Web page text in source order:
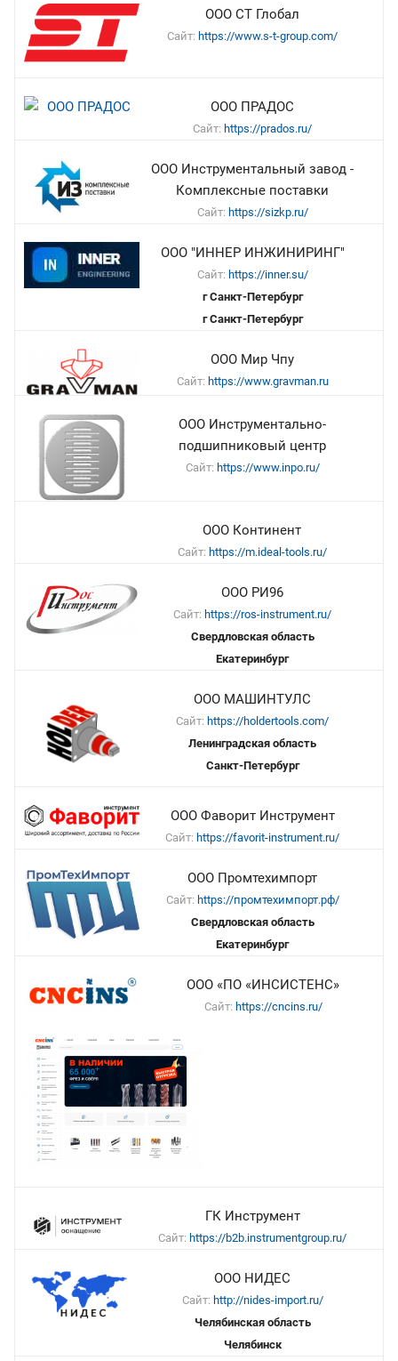
ООО СТ Глобал
Сайт: https://www.s-t-group.com/
OOO ПРАДОС
Сайт: https://prados.ru/
ООО Инструментальный завод -
Комплексные поставки
Сайт: https://sizkp.ru/
ООО "ИННЕР ИНЖИНИРИНГ"
Сайт: https://inner.su/
г Санкт-Петербург
г Санкт-Петербург
ООО Мир Чпу
Сайт: https://www.gravman.ru
ООО Инструментально-
подшипниковый центр
Сайт: https://www.inpo.ru/
ООО Континент
Сайт: https://m.ideal-tools.ru/
ООО РИ96
Сайт: https://ros-instrument.ru/
Свердловская область
Екатеринбург
ООО МАШИНТУЛС
Сайт: https://holdertools.com/
Ленинградская область
Санкт-Петербург
ООО Фаворит Инструмент
Сайт: https://favorit-instrument.ru/
ООО Промтехимпорт
Сайт: https://промтехимпорт.рф/
Свердловская область
Екатеринбург
ООО «ПО «ИНСИСТЕНС»
Сайт: https://cncins.ru/
ГК Инструмент
Сайт: https://b2b.instrumentgroup.ru/
ООО НИДЕС
Сайт: http://nides-import.ru/
Челябинская область
Челябинск